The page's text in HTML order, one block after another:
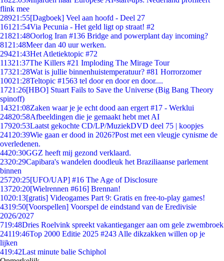
flink mee
28921:55[Dagboek] Veel aan hoofd - Deel 27
161 21:54Via Pecunia - Het geld ligt op straat! #2
21821:48Oorlog Iran #136 Bridge and powerplant day incoming?
81 21:48Meer dan 40 uur werken.
29421:43Het Atletiektopic #72
11321:37The Killers #21 Imploding The Mirage Tour
17321:28Wat is jullie binnenhuistemperatuur? #81 Horrorzomer
10021:28Teltopic #1563 tel door en door en door....
1721:26[HBO] Stuart Fails to Save the Universe (Big Bang Theory
spinoff)
14321:08Zaken waar je je echt dood aan ergert #17 - Werklui
24820:58Afbeeldingen die je gemaakt hebt met AI
17920:53Laatst gekochte CD/LP/MuziekDVD deel 75 | koopjes
241 20:39Wie gaan er dood in 2026?Post met een vleugje cynisme de
overledenen.
4420:30GGZ heeft mij gezond verklaard.
2320:29Capibara's wandelen doodleuk het Braziliaanse parlement
binnen
25720:25[UFO/UAP] #16 The Age of Disclosure
13720:20[Wielrennen #616] Brennan!
1020:13[gratis] Videogames Part 9: Gratis en free-to-play games!
4319:50[Voorspellen] Voorspel de eindstand van de Eredivisie
2026/2027
719:48Dries Roelvink spreekt vakantieganger aan om gele zwembroek
24119:46Top 2000 Editie 2025 #243 Alle dikzakken willen op je
lijken
419:42Last minute balie Schiphol